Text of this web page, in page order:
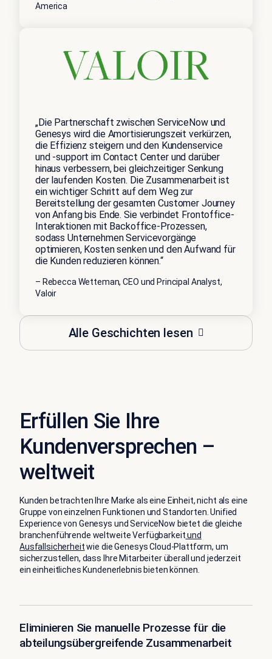
Alle Geschichten lesen
America
„Die Partnerschaft zwischen ServiceNow und
Genesys wird die Amortisierungszeit verkürzen,
die Effizienz steigern und den Kundenservice
und -support im Contact Center und darüber
hinaus verbessern, bei gleichzeitiger Senkung
der laufenden Kosten. Die Zusammenarbeit ist
ein wichtiger Schritt auf dem Weg zur
Bereitstellung der gesamten Customer Journey
von Anfang bis Ende. Sie verbindet Frontoffice-
Interaktionen mit Backoffice-Prozessen,
sodass Unternehmen Servicevorgänge
optimieren, Kosten senken und den Aufwand für
die Kunden reduzieren können.“
– Rebecca Wetteman, CEO und Principal Analyst,
Valoir
Erfüllen Sie Ihre
Kundenversprechen –
weltweit
Kunden betrachten Ihre Marke als eine Einheit, nicht als eine
Gruppe von einzelnen Funktionen und Standorten. Unified
Experience von Genesys und ServiceNow bietet die gleiche
branchenführende weltweite Verfügbarkeitund
Ausfallsicherheitwie die Genesys Cloud-Plattform, um
sicherzustellen, dass Ihre Mitarbeiter überall und jederzeit
ein einheitliches Kundenerlebnis bieten können.
Eliminieren Sie manuelle Prozesse für die
abteilungsübergreifende Zusammenarbeit